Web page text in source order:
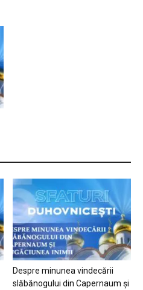
Despre minunea vindecării
slăbănogului din Capernaum și